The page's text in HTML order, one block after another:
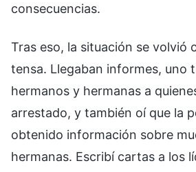
consecuencias.
Tras eso, la situación se volvió
tensa. Llegaban informes, uno
hermanos y hermanas a
arrestado, y también oí que la
obtenido información sobre
hermanas. Escribí cartas a los